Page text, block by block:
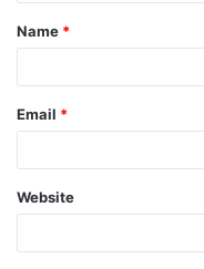
Name *
Email *
Website